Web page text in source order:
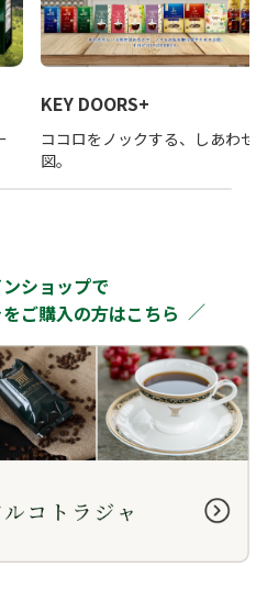
KEY DOORS+
ココロをノックする、しあわせ
図。
ショップで
ご購入の方はこちら